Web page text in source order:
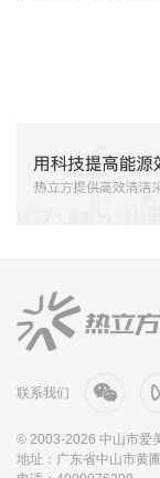
联系我们
© 2003-2026 中山市爱
地址：广东省中山市黄